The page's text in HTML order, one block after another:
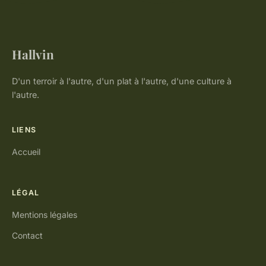
Hallvin
D'un terroir à l'autre, d'un plat à l'autre, d'une culture à
l'autre.
LIENS
Accueil
LÉGAL
Mentions légales
Contact